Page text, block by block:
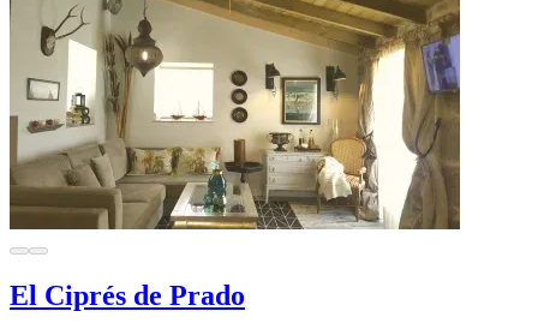
El Ciprés de Prado